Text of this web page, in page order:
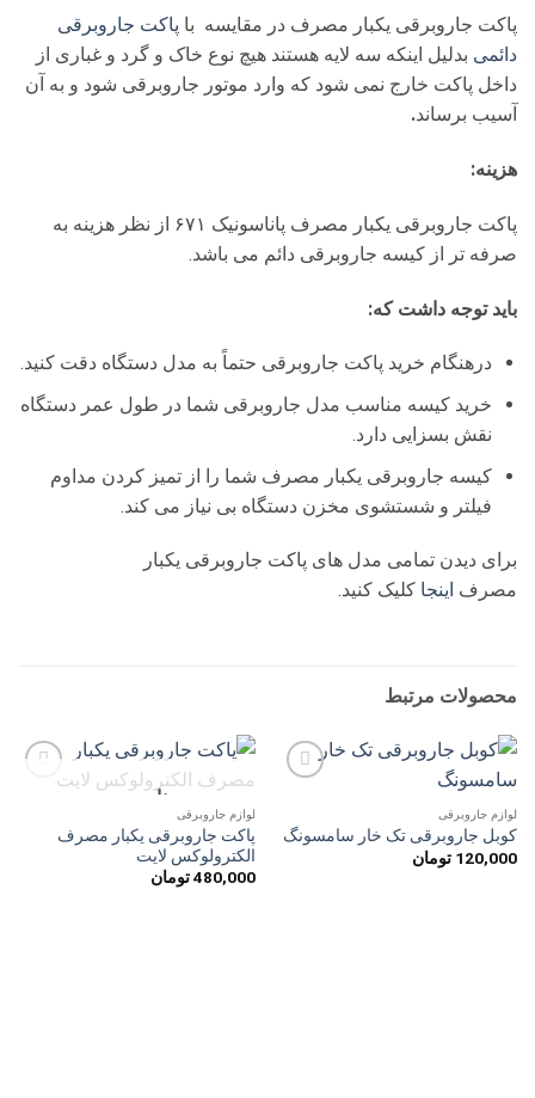
پاکت جاروبرقی یکبار مصرف در مقایسه با پاکت جاروبرقی
دائمی بدلیل اینکه سه لایه هستند هیچ نوع خاک و گرد و غباری از
داخل پاکت خارج نمی شود که وارد موتور جاروبرقی شود و به آن
آسیب برساند.
هزینه:
پاکت جاروبرقی یکبار مصرف پاناسونیک ۶۷۱ از نظر هزینه به
صرفه تر از کیسه جاروبرقی دائم می باشد.
باید توجه داشت که:
درهنگام خرید پاکت جاروبرقی حتماً به مدل دستگاه دقت کنید.
خرید کیسه مناسب مدل جاروبرقی شما در طول عمر دستگاه
نقش بسزایی دارد.
کیسه جاروبرقی یکبار مصرف شما را از تمیز کردن مداوم
فیلتر و شستشوی مخزن دستگاه بی نیاز می کند.
برای دیدن تمامی مدل های پاکت جاروبرقی یکبار
مصرف اینجا کلیک کنید.
محصولات مرتبط
علاقه
مندی
لوازم جاروبرقی
کوبل جاروبرقی تک خار سامسونگ
120,000 تومان
مندی
ناموجود
لوازم جاروبرقی
پاکت جاروبرقی یکبار مصرف
الکترولوکس لایت
480,000 تومان